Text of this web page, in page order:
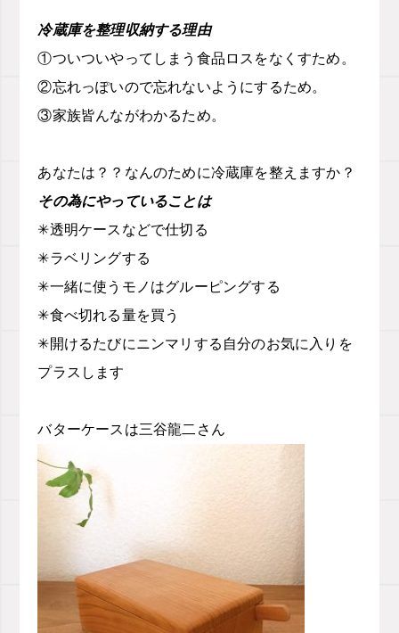
冷蔵庫を整理収納する理由
①ついついやってしまう食品ロスをなくすため。
②忘れっぽいので忘れないようにするため。
③家族皆んながわかるため。
あなたは？？なんのために冷蔵庫を整えますか？
その為にやっていることは
✳︎透明ケースなどで仕切る
✳︎ラベリングする
✳︎一緒に使うモノはグルーピングする
✳︎食べ切れる量を買う
✳︎開けるたびにニンマリする 自分のお気に入りを
プラスします
バターケースは三谷龍二さん